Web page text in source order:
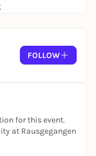
dem Theater
mit
zum Ende der
und Gast-
Leverkusen
legendären
Dirigenten
„On the Town“
FOLLOW
for this event.
at Rausgegangen